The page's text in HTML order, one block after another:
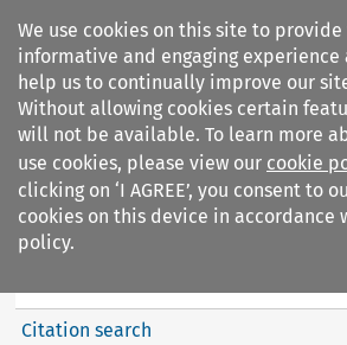
We use cookies on this site to
informative and engaging experience
help us to continually improve our
Without allowing cookies certain
will not be available. To learn more
use cookies, please view our cookie
clicking on ‘I AGREE’, you consent to
cookies on this device in accordance
policy.
Search filters
Journal of European Consumer
and Market ...
Citation search